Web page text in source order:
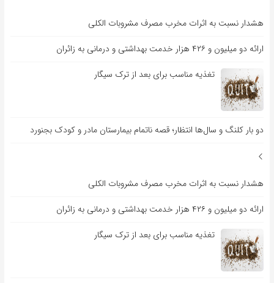
هشدار نسبت به اثرات مخرب مصرف مشروبات الکلی
ارائه دو میلیون و ۴۲۶ هزار خدمت بهداشتی و درمانی به زائران
تغذیه مناسب برای بعد از ترک سیگار
دو بار کلنگ و سال‌ها انتظار؛ قصه ناتمام بیمارستان مادر و کودک بجنورد
هشدار نسبت به اثرات مخرب مصرف مشروبات الکلی
ارائه دو میلیون و ۴۲۶ هزار خدمت بهداشتی و درمانی به زائران
تغذیه مناسب برای بعد از ترک سیگار